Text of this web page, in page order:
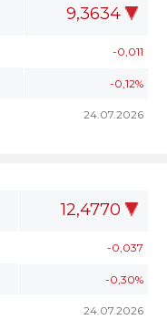
9,3634
-0,011
-0,12%
24.07.2026
12,4770
-0,037
-0,30%
24.07.2026